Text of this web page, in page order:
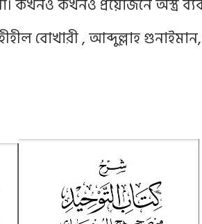
কখনও প্রয়োজনে অস্ত্র
বোখারী , আব্দুল্লাহ